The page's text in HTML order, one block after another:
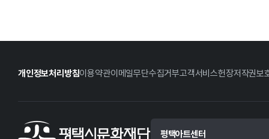
개인정보처리방침이용약관이메일무단수집거부고객서비스헌장저작권보
평택아트센터